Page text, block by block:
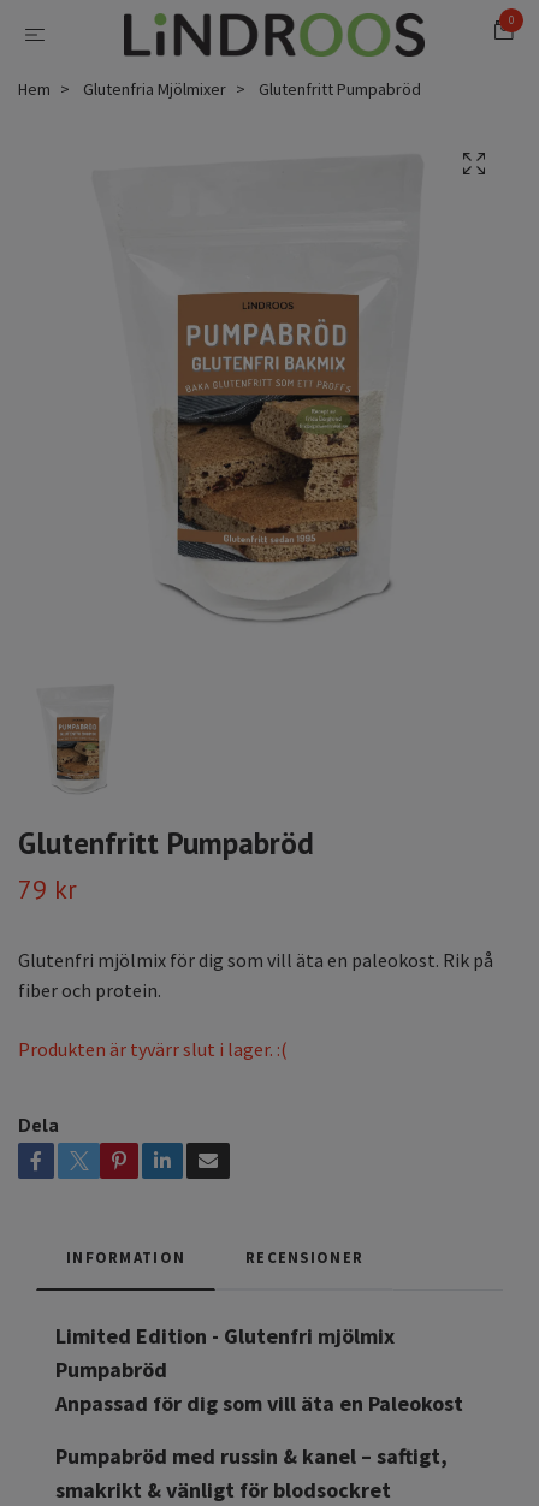
0
Hem Glutenfria Mjölmixer Glutenfritt Pumpabröd
Glutenfritt Pumpabröd
79 kr
Glutenfri mjölmix för dig som vill äta en paleokost. Rik på
fiber och protein.
Produkten är tyvärr slut i lager. :(
Dela
INFORMATION RECENSIONER
Limited Edition - Glutenfri mjölmix
Pumpabröd
Anpassad för dig som vill äta en Paleokost
Pumpabröd med russin & kanel – saftigt,
smakrikt & vänligt för blodsockret